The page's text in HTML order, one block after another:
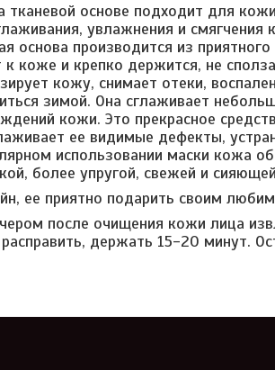
основе подходит для
увлажнения и смягчения
основа производится из
к коже и крепко держится, не
кожу, снимает отеки,
зимой. Она сглаживает
кожи. Это прекрасное
ее видимые дефекты,
использовании маски кожа
более упругой, свежей и
ее приятно подарить своим
после очищения кожи лица
держать 15-20 минут.